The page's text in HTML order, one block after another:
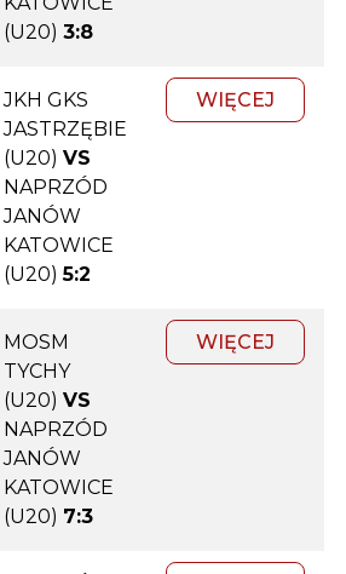
(U20) 3:8
JKH GKS
JASTRZĘBIE
(U20) VS
NAPRZÓD
JANÓW
KATOWICE
(U20) 5:2
WIĘCEJ
MOSM
TYCHY
(U20) VS
NAPRZÓD
JANÓW
KATOWICE
(U20) 7:3
WIĘCEJ